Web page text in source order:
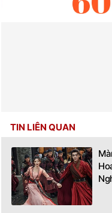
TIN LIÊN QUAN